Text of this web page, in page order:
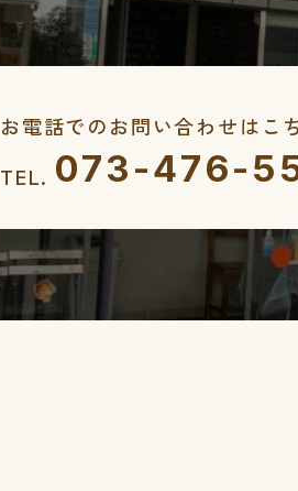
お電話でのお問い合わせはこ
TEL. 073-476-